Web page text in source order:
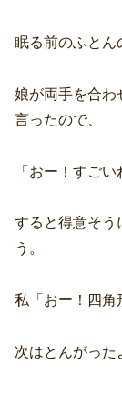
眠る前のふとん
娘が両手を合わ
言ったので、
「おー！すご
すると得意そう
う。
私「おー！四角
次はとんがった